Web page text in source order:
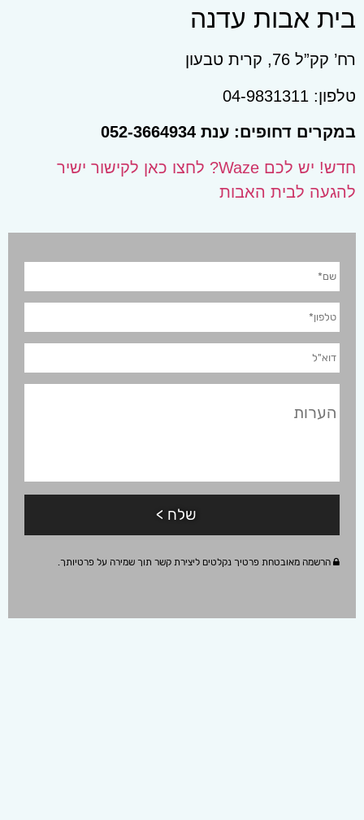
בית אבות עדנה
רח’ קק”ל 76, קרית טבעון
טלפון: 04-9831311
במקרים דחופים: ענת 052-3664934
חדש! יש לכם Waze? לחצו כאן לקישור ישיר
להגעה לבית האבות